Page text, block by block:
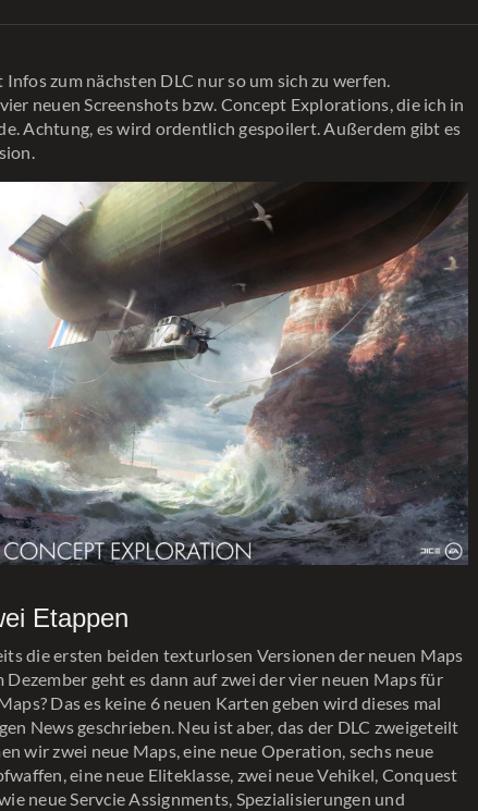
zum nächsten DLC nur so um sich zu werfen.
neuen Screenshots bzw. Concept Explorations, die ich in
Achtung, es wird ordentlich gespoilert. Außerdem gibt es
Etappen
die ersten beiden texturlosen Versionen der neuen Maps
geht es dann auf zwei der vier neuen Maps für
Das es keine 6 neuen Karten geben wird dieses mal
News geschrieben. Neu ist aber, das der DLC zweigeteilt
wir zwei neue Maps, eine neue Operation, sechs neue
eine neue Eliteklasse, zwei neue Vehikel, Conquest
neue Servcie Assignments, Spezialisierungen und